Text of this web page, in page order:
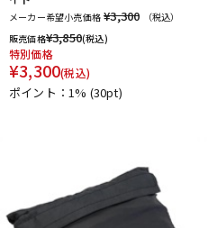
DJ機器
配信/ライブ機器
メーカー希望小売価格 ¥3,300
（税込）
販売価格¥3,850(税込)
特別価格
¥3,300(税込)
ポイント：1% (30pt)